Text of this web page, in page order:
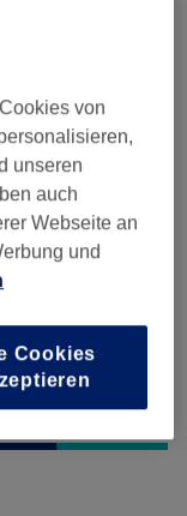
14 Bewertungen
von
unseren
auch
Webseite an
und
Cookies